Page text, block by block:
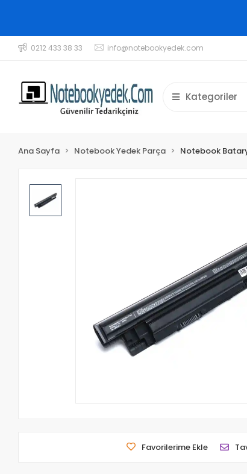
0212 433 38 33 info@notebookyedek.com
Kategoriler
Ana Sayfa Notebook Yedek Parça Notebook
Favorilerime Ekle